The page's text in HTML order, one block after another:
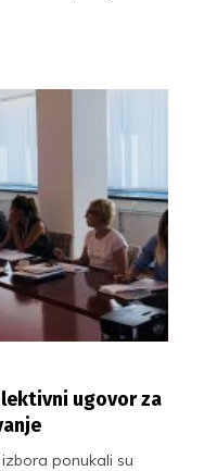
ugovor za
ponukali su